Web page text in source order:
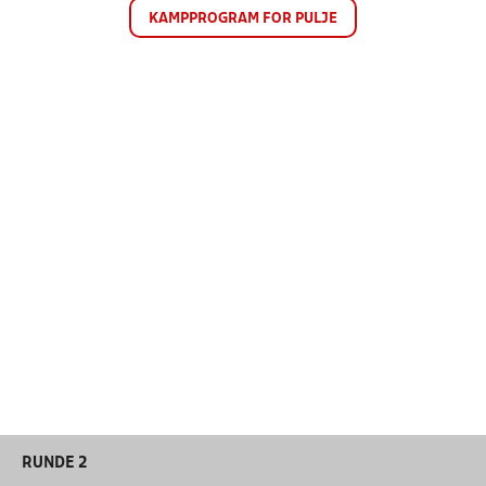
KAMPPROGRAM FOR PULJE
RUNDE 2